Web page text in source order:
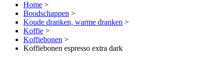
Home >
Boodschappen >
Koude dranken, warme dranken >
Koffie >
Koffiebonen >
Koffiebonen espresso extra dark